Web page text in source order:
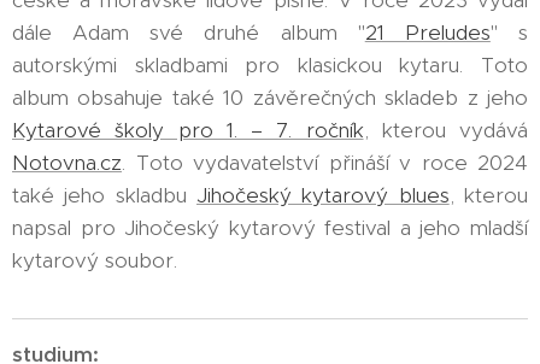
dále Adam své druhé album "21 Preludes" s
autorskými skladbami pro klasickou kytaru. Toto
album obsahuje také 10 závěrečných skladeb z jeho
Kytarové školy pro 1. – 7. ročník, kterou vydává
Notovna.cz. Toto vydavatelství přináší v roce 2024
také jeho skladbu Jihočeský kytarový blues, kterou
napsal pro Jihočeský kytarový festival a jeho mladší
kytarový soubor.
studium: